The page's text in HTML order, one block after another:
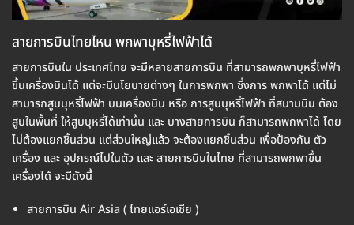
สายการบินไทยไหน พกพาบุหรี่ไฟฟ้าได้
สายการบินใน ประเทศไทย จะมีหลายสายการบิน ที่สามารถพกพาบุหรี่ไฟฟ้า
ขึ้นเครื่องบินได้ แต่จะมีนโยบายต่างๆ ในการพกพา ซึ่งการ พกพาได้ แต่ไม่
สามารถสูบบุหรี่ไฟฟ้า บนเครื่องบิน หรือ การสูบบุหรี่ไฟฟ้า ที่สนามบิน ต้อง
สูบในพื้นที่ ให้สูบบุหรี่ได้เท่านั้น และ บางสายการบิน ก็สามารถพกพาได้ โดย
ไม่ต้องแยกชิ้นส่วน แต่ส่วนใหญ่แล้ว จะต้องแยกชิ้นส่วน เพื่อป้องกัน ตัว
เครื่อง และ อุปกรณ์ไปในตัว และ สายการบินในไทย ที่สามารถพกพาขึ้น
เครื่องได้ จะมีดังนี้
สายการบิน Air Asia ( ไทยแอร์เอเชีย )